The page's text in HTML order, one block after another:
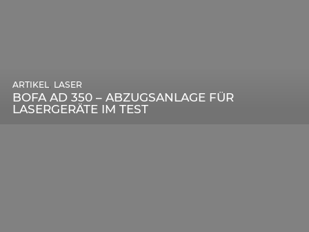
BOFA AD 350 – ABZUGSANLAGE FÜR
LASERGERÄTE IM TEST
ARTIKEL , LASER
DIE BEDEUTENDSTEN SCHRITTE ZUR
ERFOLGREICHEN MARKENBILDUNG IN DER
DIGITALEN ÄRA